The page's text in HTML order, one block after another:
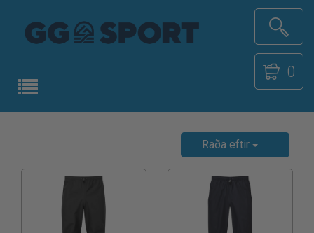
0
Raða eftir